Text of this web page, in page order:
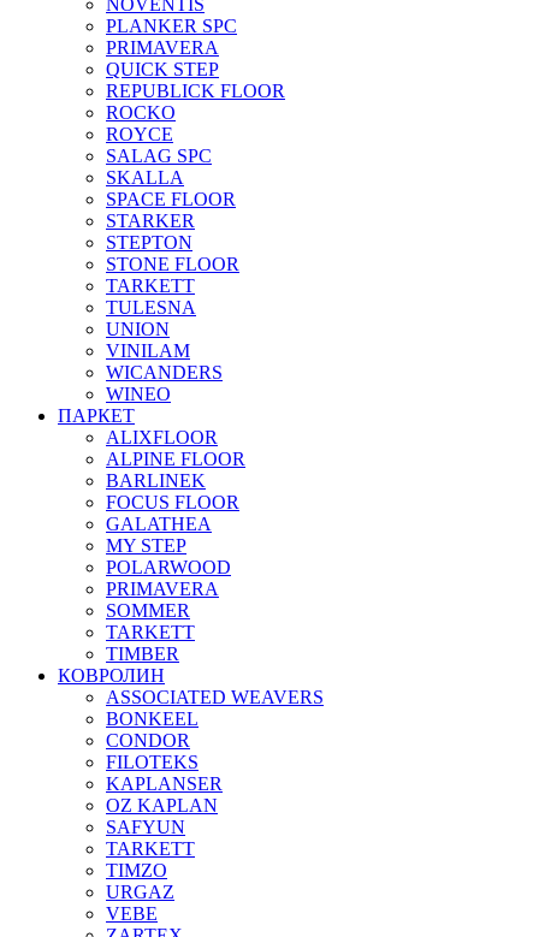
NOVENTIS
PLANKER SPC
PRIMAVERA
QUICK STEP
REPUBLICK FLOOR
ROCKO
ROYCE
SALAG SPC
SKALLA
SPACE FLOOR
STARKER
STEPTON
STONE FLOOR
TARKETT
TULESNA
UNION
VINILAM
WICANDERS
WINEO
ПАРКЕТ
ALIXFLOOR
ALPINE FLOOR
BARLINEK
FOCUS FLOOR
GALATHEA
MY STEP
POLARWOOD
PRIMAVERA
SOMMER
TARKETT
TIMBER
КОВРОЛИН
ASSOCIATED WEAVERS
BONKEEL
CONDOR
FILOTEKS
KAPLANSER
OZ KAPLAN
SAFYUN
TARKETT
TIMZO
URGAZ
VEBE